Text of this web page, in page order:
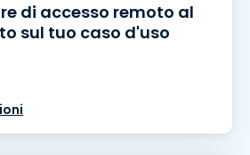
di accesso remoto al
sul tuo caso d'uso